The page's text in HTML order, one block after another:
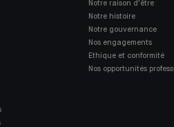
Notre raison d'être
Notre histoire
Notre gouvernance
Nos engagements
Ethique et conformité
Nos opportunités